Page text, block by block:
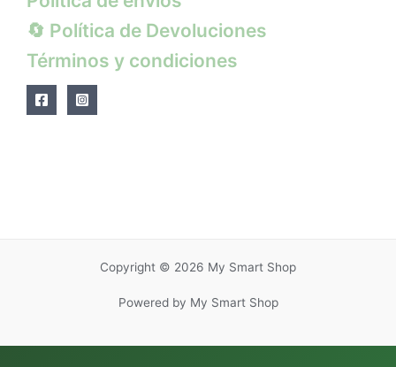
🔄 Política de Devoluciones
Términos y condiciones
Copyright © 2026 My Smart Shop
Powered by My Smart Shop